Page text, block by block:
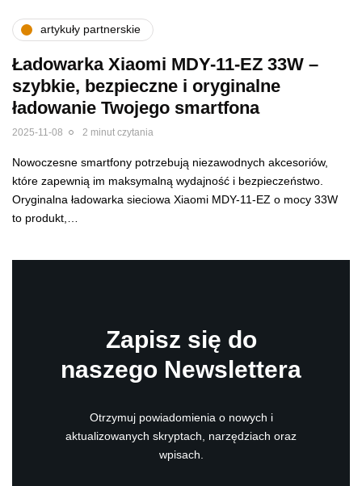
artykuły partnerskie
Ładowarka Xiaomi MDY-11-EZ 33W –
szybkie, bezpieczne i oryginalne
ładowanie Twojego smartfona
2025-11-08 2 minut czytania
Nowoczesne smartfony potrzebują niezawodnych akcesoriów,
które zapewnią im maksymalną wydajność i bezpieczeństwo.
Oryginalna ładowarka sieciowa Xiaomi MDY-11-EZ o mocy 33W
to produkt,…
Zapisz się do
naszego Newslettera
Otrzymuj powiadomienia o nowych i
aktualizowanych skryptach, narzędziach oraz
wpisach.